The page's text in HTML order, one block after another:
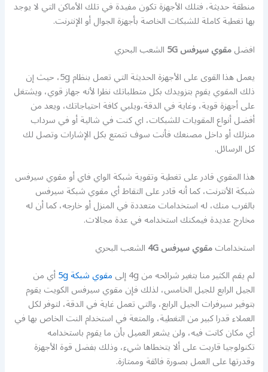
منطقة حديثة، فتلك الأجهزة تكون مفيدة في تلك الأماكن التي لا يوجد
بها تغطية كاملة للشبكات الخاصة بأجهزة الجوال أو الإنترنت.
افضلمقوي سيرفس 5G
الشعب البحري
يعمل هذا القوى على الأجهزة الحديثة التي تعمل بنظام 5g، حيث إن
ذلك المقوي يقوم بتزويدك بكل متطلباتك نظرا لأنه جهاز قوي، ويشتغل
على أجهزة قوية، وغاية في الدقة،ويلبي كافة احتياجاتك، ويعد من
أفضل أنواع المقويات للشبكات، اي كنت في شالية أو في سرداب
منزلك أو داخل مصنعك فأنت سوف تتمتع بكل الإشارات وتصل لك
كل الرسائل.
هذا المقوي قادر على تغطية وتقوية شبكة الواي فاي أو مقوي سيرفس
شبكة الأنترنت، كما أنه قادر على التقاط أي مقوي شبكة سيرفس
بالقرب منك، له استخدامات متعددة في المنزل أو خارجه، كما أن له
مخارج عديدة فيمكنك استخدامه في عدة مجالات.
استخداماتمقوي سيرفس 4G
الشعب البحري
لم يقم الكثير منا بتغير شرائحه من 4g إلى
مقوي شبكة 5g أي من
الجيل الرابع للجيل الخامس، لذلك فإن مقوي سيرفس الكويت يقوم
بتوفير سيرفرات الجيل الرابع، والتي تعمل غاية في الدقة، لتوفر لكل
العملاء قدرا كبير من التغطية، والمتعة في استخدام النت الخاص بها في
أي مكان كانت فيه، ولن يشعر العميل بأن ما يقوم باستخدامه
تكنولوجيا قاربت على ألا يتخطاها شيء، وذلك بفضل قوة الأجهزة
وقدرتها على العمل بصورة فائقة وممتازة.